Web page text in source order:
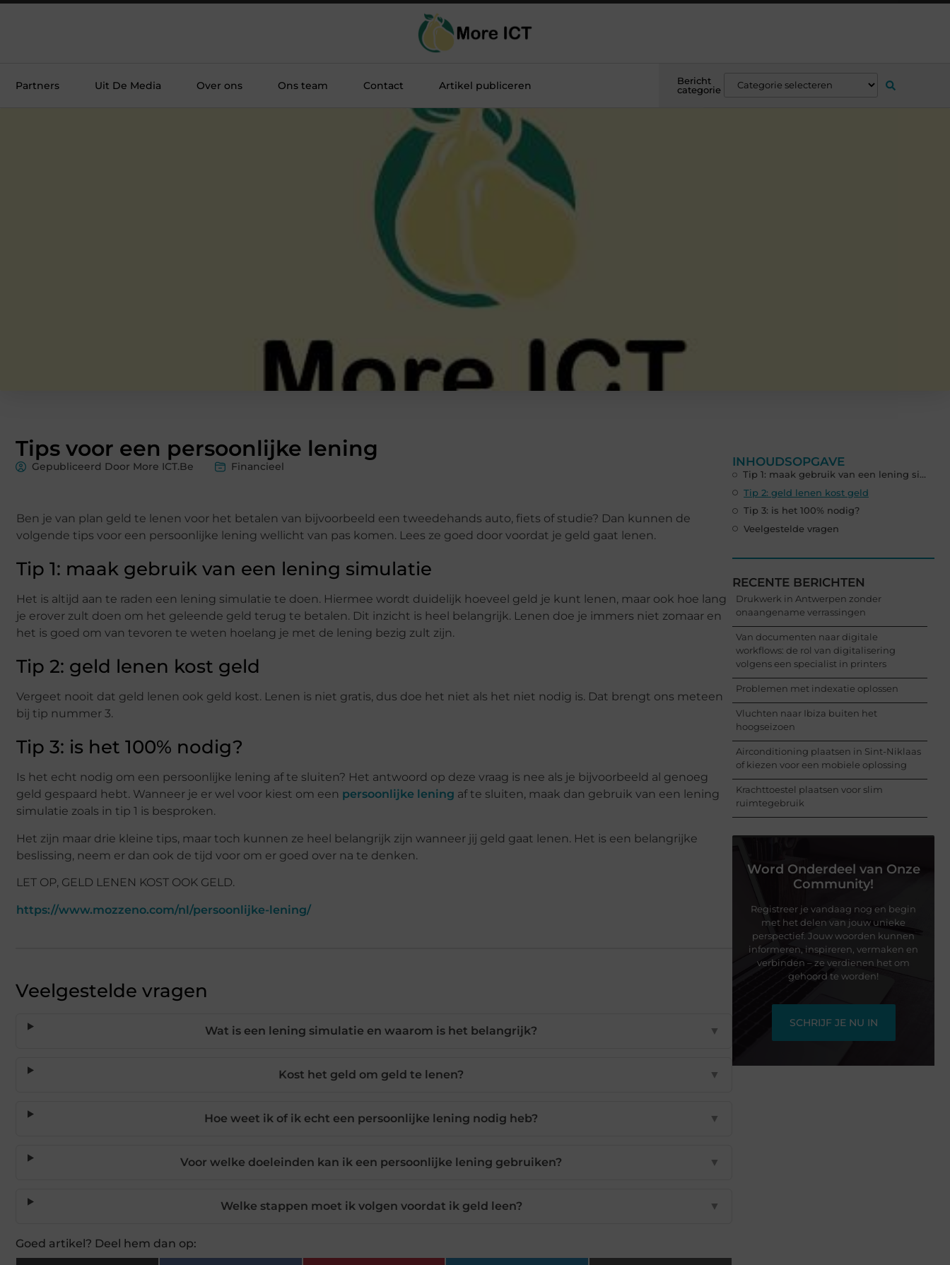
Partners Uit De Media Over ons Ons team Contact Artikel publiceren
Bericht
categorie
Tips voor een persoonlijke lening
Gepubliceerd Door More ICT.Be Financieel
Ben je van plan geld te lenen voor het betalen van bijvoorbeeld een tweedehands auto, fiets of studie? Dan kunnen de
volgende tips voor een persoonlijke lening wellicht van pas komen. Lees ze goed door voordat je geld gaat lenen.
Tip 1: maak gebruik van een lening simulatie
Het is altijd aan te raden een lening simulatie te doen. Hiermee wordt duidelijk hoeveel geld je kunt lenen, maar ook hoe lang
je erover zult doen om het geleende geld terug te betalen. Dit inzicht is heel belangrijk. Lenen doe je immers niet zomaar en
het is goed om van tevoren te weten hoelang je met de lening bezig zult zijn.
Tip 2: geld lenen kost geld
Vergeet nooit dat geld lenen ook geld kost. Lenen is niet gratis, dus doe het niet als het niet nodig is. Dat brengt ons meteen
bij tip nummer 3.
Tip 3: is het 100% nodig?
Is het echt nodig om een persoonlijke lening af te sluiten? Het antwoord op deze vraag is nee als je bijvoorbeeld al genoeg
geld gespaard hebt. Wanneer je er wel voor kiest om een persoonlijke lening af te sluiten, maak dan gebruik van een lening
simulatie zoals in tip 1 is besproken.
Het zijn maar drie kleine tips, maar toch kunnen ze heel belangrijk zijn wanneer jij geld gaat lenen. Het is een belangrijke
beslissing, neem er dan ook de tijd voor om er goed over na te denken.
LET OP, GELD LENEN KOST OOK GELD.
https://www.mozzeno.com/nl/persoonlijke-lening/
Veelgestelde vragen
Wat is een lening simulatie en waarom is het belangrijk? ▼
Kost het geld om geld te lenen? ▼
Hoe weet ik of ik echt een persoonlijke lening nodig heb? ▼
Voor welke doeleinden kan ik een persoonlijke lening gebruiken? ▼
Welke stappen moet ik volgen voordat ik geld leen? ▼
Goed artikel? Deel hem dan op:
INHOUDSOPGAVE
Tip 1: maak gebruik van een lening simulatie
Tip 2: geld lenen kost geld
Tip 3: is het 100% nodig?
Veelgestelde vragen
RECENTE BERICHTEN
Drukwerk in Antwerpen zonder
onaangename verrassingen
Van documenten naar digitale
workflows: de rol van digitalisering
volgens een specialist in printers
Problemen met indexatie oplossen
Vluchten naar Ibiza buiten het
hoogseizoen
Airconditioning plaatsen in Sint-Niklaas
of kiezen voor een mobiele oplossing
Krachttoestel plaatsen voor slim
ruimtegebruik
Word Onderdeel van Onze
Community!
Registreer je vandaag nog en begin
met het delen van jouw unieke
perspectief. Jouw woorden kunnen
informeren, inspireren, vermaken en
verbinden – ze verdienen het om
gehoord te worden!
SCHRIJF JE NU IN